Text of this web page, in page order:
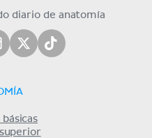
diario de anatomía
básicas